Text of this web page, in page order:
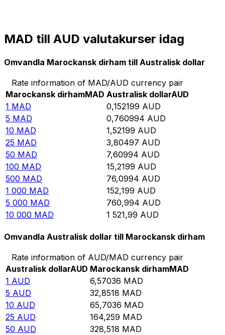
MAD till AUD valutakurser idag
Omvandla Marockansk dirham till Australisk dollar
Rate information of MAD/AUD currency pair
Marockansk dirhamMAD Australisk dollarAUD
1 MAD 0,152199 AUD
5 MAD 0,760994 AUD
10 MAD 1,52199 AUD
25 MAD 3,80497 AUD
50 MAD 7,60994 AUD
100 MAD 15,2199 AUD
500 MAD 76,0994 AUD
1 000 MAD 152,199 AUD
5 000 MAD 760,994 AUD
10 000 MAD 1 521,99 AUD
Omvandla Australisk dollar till Marockansk dirham
Rate information of AUD/MAD currency pair
Australisk dollarAUD Marockansk dirhamMAD
1 AUD 6,57036 MAD
5 AUD 32,8518 MAD
10 AUD 65,7036 MAD
25 AUD 164,259 MAD
50 AUD 328,518 MAD